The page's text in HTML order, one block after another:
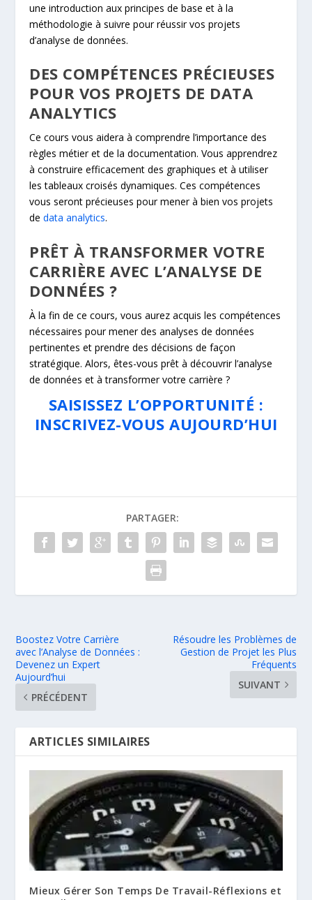
une introduction aux principes de base et à la
méthodologie à suivre pour réussir vos projets
d’analyse de données.
DES COMPÉTENCES PRÉCIEUSES
POUR VOS PROJETS DE DATA
ANALYTICS
Ce cours vous aidera à comprendre l’importance des
règles métier et de la documentation. Vous apprendrez
à construire efficacement des graphiques et à utiliser
les tableaux croisés dynamiques. Ces compétences
vous seront précieuses pour mener à bien vos projets
dedata analytics.
PRÊT À TRANSFORMER VOTRE
CARRIÈRE AVEC L’ANALYSE DE
DONNÉES ?
À la fin de ce cours, vous aurez acquis les compétences
nécessaires pour mener des analyses de données
pertinentes et prendre des décisions de façon
stratégique. Alors, êtes-vous prêt à découvrir l’analyse
de données et à transformer votre carrière ?
SAISISSEZ L’OPPORTUNITÉ :
INSCRIVEZ-VOUS AUJOURD’HUI
PARTAGER:
Boostez Votre Carrière
avec l’Analyse de Données :
Devenez un Expert
Aujourd’hui
PRÉCÉDENT
Résoudre les Problèmes de
Gestion de Projet les Plus
Fréquents
SUIVANT
ARTICLES SIMILAIRES
Mieux Gérer Son Temps De Travail-Réflexions et